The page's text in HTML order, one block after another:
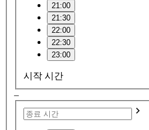
21:00
21:30
22:00
22:30
23:00
시작 시간
–